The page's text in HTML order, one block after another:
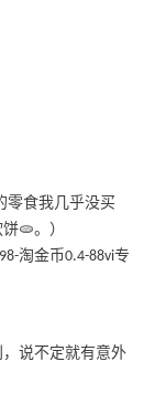
零食我几乎没买
🫓。）
淘金币0.4-88vi专
说不定就有意外